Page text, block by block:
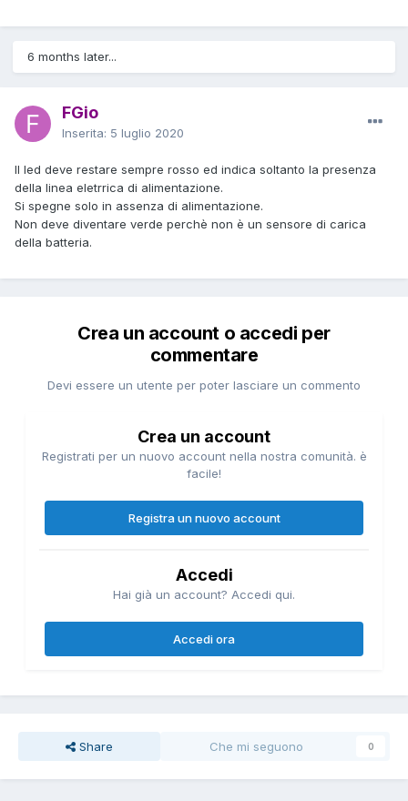
6 months later...
FGio
Inserita: 5 luglio 2020
Il led deve restare sempre rosso ed indica soltanto la presenza
della linea eletrrica di alimentazione.
Si spegne solo in assenza di alimentazione.
Non deve diventare verde perchè non è un sensore di carica
della batteria.
Crea un account o accedi per
commentare
Devi essere un utente per poter lasciare un commento
Crea un account
Registrati per un nuovo account nella nostra comunità. è
facile!
Registra un nuovo account
Accedi
Hai già un account? Accedi qui.
Accedi ora
Share Che mi seguono 0